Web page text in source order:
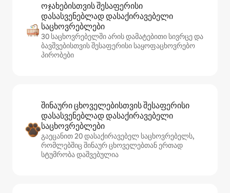
ოჯახებისთვის შესაფერისი
დასასვენებლად დასაქირავებელი
საცხოვრებლები
30 საცხოვრებელში არის დამატებითი სივრცე და
ბავშვებისთვის შესაფერისი საყოფაცხოვრებო
პირობები
შინაური ცხოველებისთვის შესაფერისი
დასასვენებლად დასაქირავებელი
საცხოვრებლები
გაეცანით 20 დასაქირავებელ საცხოვრებელს,
რომლებშიც შინაურ ცხოველებთან ერთად
სტუმრობა დაშვებულია